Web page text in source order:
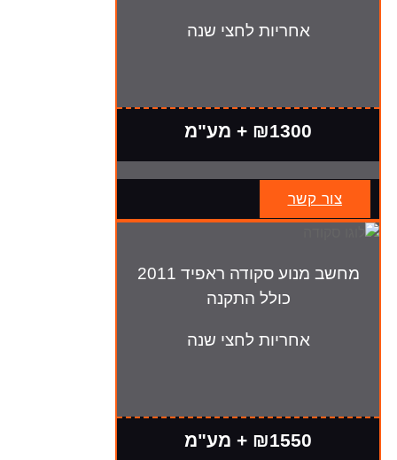
אחריות לחצי שנה
₪1300 + מע"מ
צור קשר
מחשב מנוע סקודה ראפיד 2011
כולל התקנה
אחריות לחצי שנה
₪1550 + מע"מ